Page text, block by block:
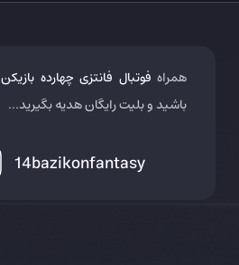
همراه فوتبال فانتزی چهارده بازیکن
باشید و بلیت رایگان هدیه بگیرید...
14bazikonfantasy